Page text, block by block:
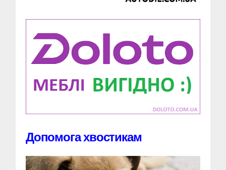
Допомога хвостикам